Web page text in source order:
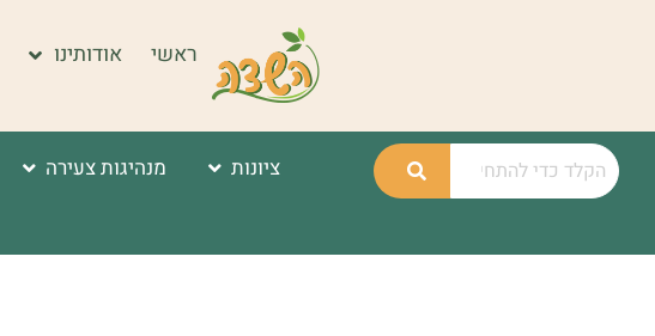
ראשי אודותינו
ציונות מנהיגות צעירה